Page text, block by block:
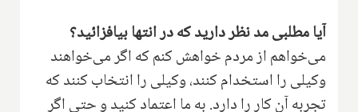
آیا مطلبی مد نظر دارید که در انتها بیافزائید؟
می‌خواهم از مردم خواهش کنم که اگر می‌خواهند
وکیلی را استخدام کنند، وکیلی را انتخاب کنند که
تجربه آن کار را دارد. به ما اعتماد کنید و حتی اگر